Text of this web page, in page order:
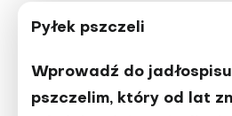
Pyłek pszczeli
Wprowadź do
pszcze­lim, który od lat